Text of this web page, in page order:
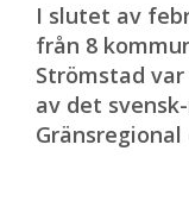
I slutet av
från 8
Strömstad
av det